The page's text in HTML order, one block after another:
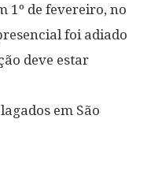
1º de fevereiro, no
foi adiado
deve estar
em São